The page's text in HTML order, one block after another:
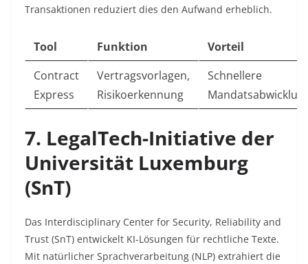
Transaktionen reduziert dies den Aufwand erheblich.
Tool Funktion
Vorteil
Contract
Express
Vertragsvorlagen,
Risikoerkennung
Schnellere
7. LegalTech-Initiative der
Universität Luxemburg
(SnT)
Das Interdisciplinary Center for Security, Reliability and
Trust (SnT) entwickelt KI-Lösungen für rechtliche Texte.
Mit natürlicher Sprachverarbeitung (NLP) extrahiert die